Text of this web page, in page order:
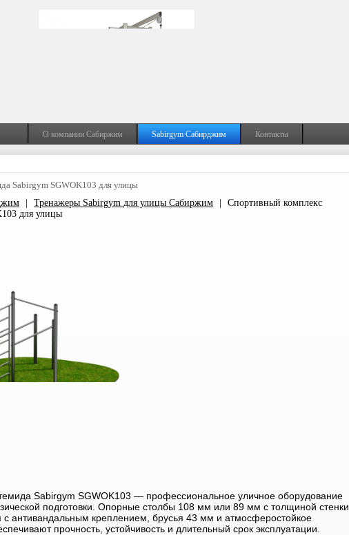
О компании Сабиржим Sabirgym Сабирджим Контакты
Sabirgym SGWOK103 для улицы
Тренажеры Sabirgym для улицы Сабиржим
Спортивный комплекс
для улицы
Sabirgym SGWOK103 — профессиональное уличное оборудование
подготовки. Опорные столбы 108 мм или 89 мм с толщиной стенки
антивандальным креплением, брусья 43 мм и атмосферостойкое
прочность, устойчивость и длительный срок эксплуатации.